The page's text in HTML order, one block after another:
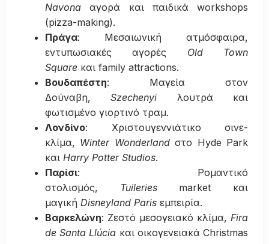
Navona αγορά και παιδικά workshops
(pizza-making).
Πράγα: Μεσαιωνική ατμόσφαιρα,
εντυπωσιακές αγορές Old Town
Square και family attractions.
Βουδαπέστη: Μαγεία στον
Δούναβη,Szechenyi λουτρά και
φωτισμένο γιορτινό τραμ.
Λονδίνο: Χριστουγεννιάτικο σινε-
κλίμα, Winter Wonderlandστο Hyde Park
και Harry Potter Studios.
Παρίσι: Ρομαντικό
στολισμός,
Tuileriesmarket και
μαγική Disneyland Paris εμπειρία.
Βαρκελώνη: Ζεστό μεσογειακό κλίμα, Fira
de Santa Llúcia και οικογενειακά Christmas